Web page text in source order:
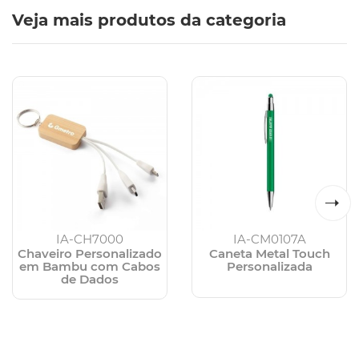
Veja mais produtos da categoria
IA-CH7000
Chaveiro Personalizado
em Bambu com Cabos
de Dados
IA-CM0107A
Caneta Metal Touch
Personalizada